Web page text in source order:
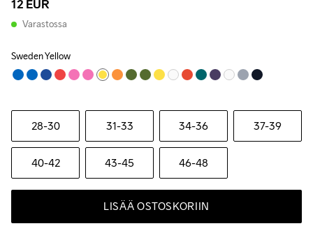
12 EUR
Varastossa
Sweden Yellow
28-30 31-33 34-36 37-39
40-42 43-45 46-48
LISÄÄ OSTOSKORIIN